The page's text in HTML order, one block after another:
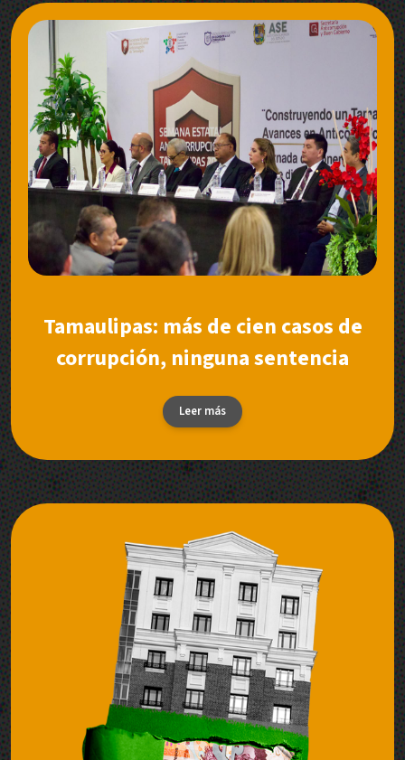
Tamaulipas: más de cien casos de
corrupción, ninguna sentencia
Leer más